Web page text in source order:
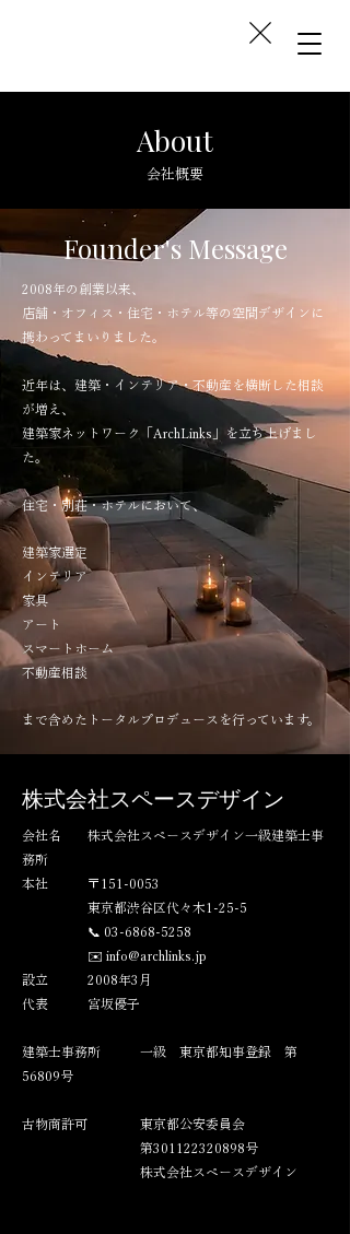
About
会社概要
Founder's Message
2008年の創業以来、
店舗・オフィス・住宅・ホテル等の空間デザインに
携わってまいりました。
近年は、建築・インテリア・不動産を横断した相談
が増え、
​建築家ネットワーク「ArchLinks」を立ち上げまし
た。
住宅・別荘・ホテルにおいて、
建築家選定
インテリア
家具
アート
スマートホーム
不動産相談
まで含めたトータルプロデュースを行っています。
株式会社スペースデザイン
会社名 株式会社スペースデザイン一級建築士事
務所
本社 〒151-0053
東京都渋谷区代々木1-25-5
📞 03-6868-5258
✉️ info@archlinks.jp
設立 2008年3月
代表 宮坂優子
建築士事務所 一級 東京都知事登録 第
56809号
​古物商許可 東京都公安委員会
第301122320898号
株式会社スペースデザイン​​​